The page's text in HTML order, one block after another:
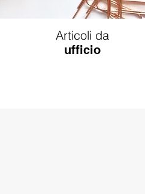
Articoli da
ufficio